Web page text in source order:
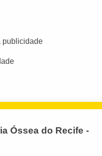
publicidade
Óssea do Recife -